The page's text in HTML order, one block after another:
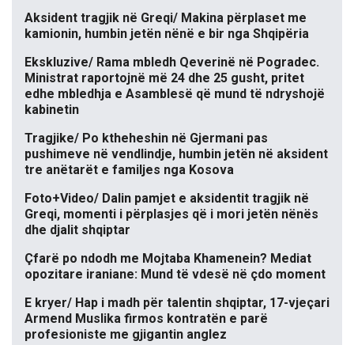
Aksident tragjik në Greqi/ Makina përplaset me
kamionin, humbin jetën nënë e bir nga Shqipëria
Ekskluzive/ Rama mbledh Qeverinë në Pogradec.
Ministrat raportojnë më 24 dhe 25 gusht, pritet
edhe mbledhja e Asamblesë që mund të ndryshojë
kabinetin
Tragjike/ Po ktheheshin në Gjermani pas
pushimeve në vendlindje, humbin jetën në aksident
tre anëtarët e familjes nga Kosova
Foto+Video/ Dalin pamjet e aksidentit tragjik në
Greqi, momenti i përplasjes që i mori jetën nënës
dhe djalit shqiptar
Çfarë po ndodh me Mojtaba Khamenein? Mediat
opozitare iraniane: Mund të vdesë në çdo moment
E kryer/ Hap i madh për talentin shqiptar, 17-vjeçari
Armend Muslika firmos kontratën e parë
profesioniste me gjigantin anglez